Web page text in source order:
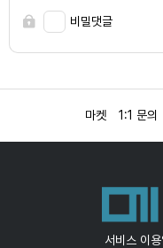
비밀댓글
마켓 1:1 문의
서비스 이